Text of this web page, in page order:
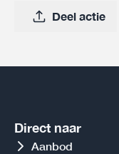
Deel actie
Direct naar
Aanbod